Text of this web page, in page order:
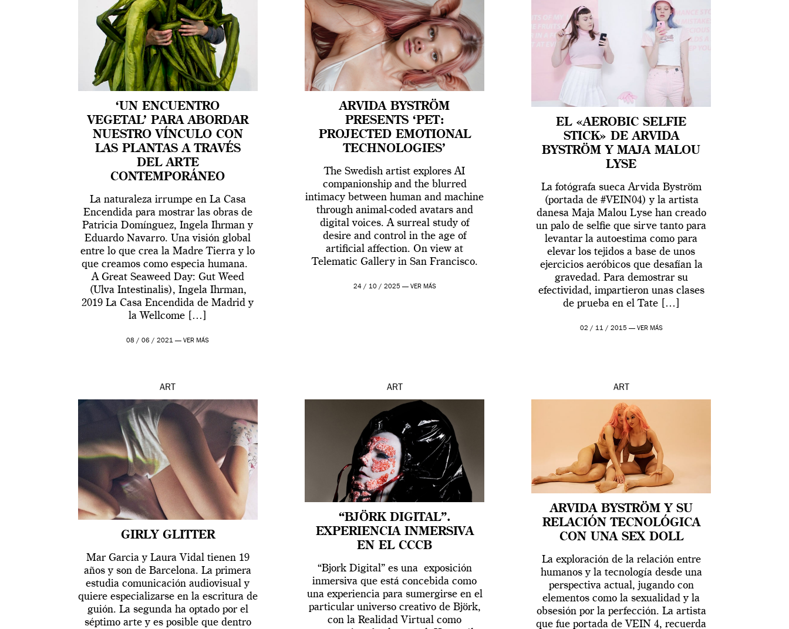
‘UN ENCUENTRO
VEGETAL’ PARA ABORDAR
NUESTRO VÍNCULO CON
LAS PLANTAS A TRAVÉS
DEL ARTE
CONTEMPORÁNEO
La naturaleza irrumpe en La Casa
Encendida para mostrar las obras de
Patricia Domínguez, Ingela Ihrman y
Eduardo Navarro. Una visión global
entre lo que crea la Madre Tierra y lo
que creamos como especia humana.
A Great Seaweed Day: Gut Weed
(Ulva Intestinalis), Ingela Ihrman,
2019 La Casa Encendida de Madrid y
la Wellcome […]
08 / 06 / 2021 —VER MÁS
ARVIDA BYSTRÖM
PRESENTS ‘PET:
PROJECTED EMOTIONAL
TECHNOLOGIES’
The Swedish artist explores AI
companionship and the blurred
intimacy between human and machine
through animal-coded avatars and
digital voices. A surreal study of
desire and control in the age of
artificial affection. On view at
Telematic Gallery in San Francisco.
24 / 10 / 2025 — VER MÁS
EL «AEROBIC SELFIE
STICK» DE ARVIDA
BYSTRÖM Y MAJA MALOU
LYSE
La fotógrafa sueca Arvida Byström
(portada de #VEIN04) y la artista
danesa Maja Malou Lyse han creado
un palo de selfie que sirve tanto para
levantar la autoestima como para
elevar los tejidos a base de unos
ejercicios aeróbicos que desafían la
gravedad. Para demostrar su
efectividad, impartieron unas clases
de prueba en el Tate […]
02 / 11 / 2015 — VER MÁS
ART
GIRLY GLITTER
Mar Garcia y Laura Vidal tienen 19
años y son de Barcelona. La primera
estudia comunicación audiovisual y
quiere especializarse en la escritura de
guión. La segunda ha optado por el
séptimo arte y es posible que dentro
ART
“BJÖRK DIGITAL”.
EXPERIENCIA INMERSIVA
EN EL CCCB
“Bjork Digital” es una exposición
inmersiva que está concebida como
una experiencia para sumergirse en el
particular universo creativo de Björk,
con la Realidad Virtual como
ART
ARVIDA BYSTRÖM Y SU
RELACIÓN TECNOLÓGICA
CON UNA SEX DOLL
La exploración de la relación entre
humanos y la tecnología desde una
perspectiva actual, jugando con
elementos como la sexualidad y la
obsesión por la perfección. La artista
que fue portada de VEIN 4, recuerda